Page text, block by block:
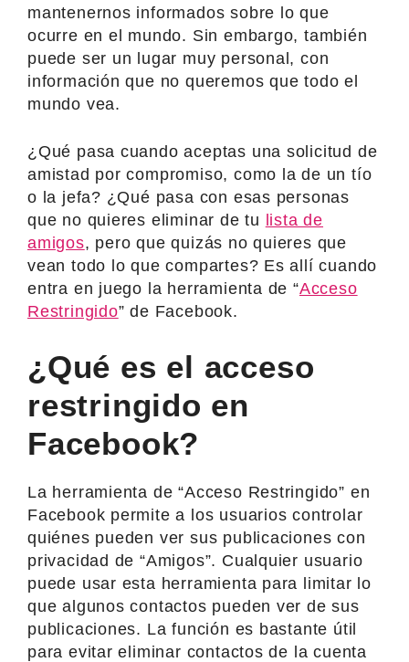
mantenernos informados sobre lo que
ocurre en el mundo. Sin embargo, también
puede ser un lugar muy personal, con
información que no queremos que todo el
mundo vea.
¿Qué pasa cuando aceptas una solicitud de
amistad por compromiso, como la de un tío
o la jefa? ¿Qué pasa con esas personas
que no quieres eliminar de tu lista de
amigos, pero que quizás no quieres que
vean todo lo que compartes? Es allí cuando
entra en juego la herramienta de “Acceso
Restringido” de Facebook.
¿Qué es el acceso
restringido en
Facebook?
La herramienta de “Acceso Restringido” en
Facebook permite a los usuarios controlar
quiénes pueden ver sus publicaciones con
privacidad de “Amigos”. Cualquier usuario
puede usar esta herramienta para limitar lo
que algunos contactos pueden ver de sus
publicaciones. La función es bastante útil
para evitar eliminar contactos de la cuenta